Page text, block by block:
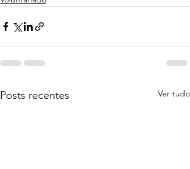
Posts recentes Ver tudo